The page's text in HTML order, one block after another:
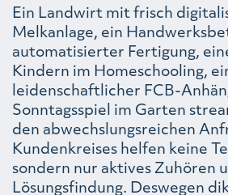
Ein Landwirt mit frisch
Melkanlage, ein
automatisierter Fertigung,
Kindern im Homeschooling,
leidenschaftlicher FCB-
Sonntagsspiel im Garten
den abwechslungsreichen
Kundenkreises helfen keine
sondern nur aktives Zuhören
Lösungsfindung. Deswegen